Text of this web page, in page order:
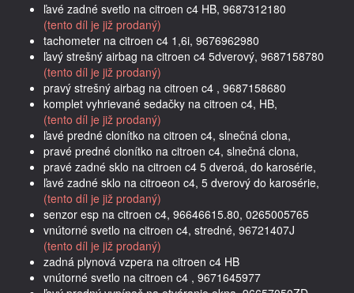
ľavé zadné svetlo na citroen c4 HB, 9687312180
(tento díl je již prodaný)
tachometer na citroen c4 1,6i, 9676962980
ľavý strešný airbag na citroen c4 5dverový, 9687158780
(tento díl je již prodaný)
pravý strešný airbag na citroen c4 , 9687158680
komplet vyhrievané sedačky na citroen c4, HB,
(tento díl je již prodaný)
ľavé predné clonítko na citroen c4, slnečná clona,
pravé predné clonítko na citroen c4, slnečná clona,
pravé zadné sklo na citroen c4 5 dveroá, do karosérie,
ľavé zadné sklo na citroeon c4, 5 dverový do karosérie,
(tento díl je již prodaný)
senzor esp na citroen c4, 96646615.80, 0265005765
vnútorné svetlo na citroen c4, stredné, 96721407J
(tento díl je již prodaný)
zadná plynová vzpera na citroen c4 HB
vnútorné svetlo na citroen c4 , 9671645977